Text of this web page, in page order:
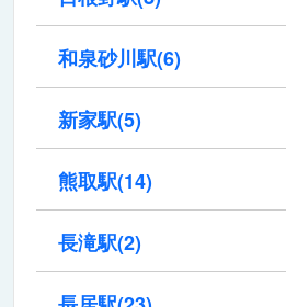
和泉砂川駅(6)
新家駅(5)
熊取駅(14)
長滝駅(2)